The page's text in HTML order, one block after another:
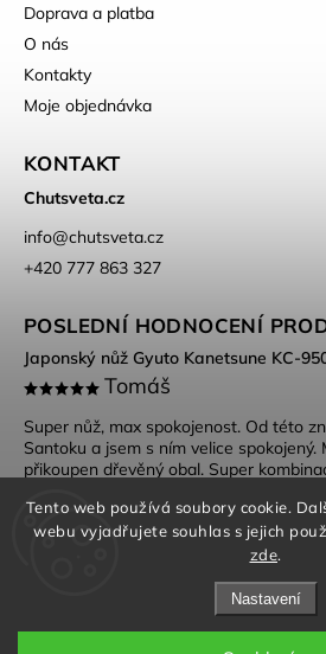
Tento web používá soubory cookie.
webu vyjadřujete souhlas s jejich
zde.
Nastavení
Doprava a platba
O nás
Kontakty
Moje objednávka
KONTAKT
Chutsveta.cz
info@chutsveta.cz
+420 777 863 327
POSLEDNÍ HODNOCENÍ
Tomáš
Super nůž, max spokojenost. Od této
Santoku a jsem s ním velice spokojený.
přikoupen dřevěný obal. Super